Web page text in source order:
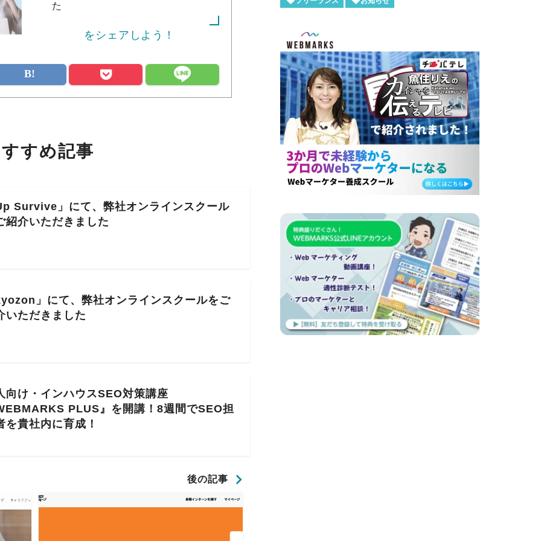
た
をシェアしよう！
すめ記事
Survive」にて、弊社オンラインスクール
紹介いただきました
」にて、弊社オンラインスクールをご
いただきました
向け・インハウスSEO対策講座
PLUS』を開講！8週間でSEO担
を貴社内に育成！
後の記事